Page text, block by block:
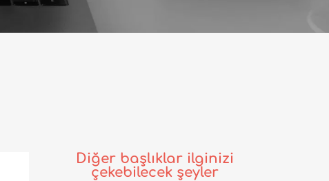
Diğer başlıklar ilginizi
çekebilecek şeyler